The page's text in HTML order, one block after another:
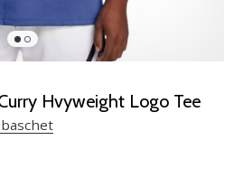
Hvyweight Logo Tee